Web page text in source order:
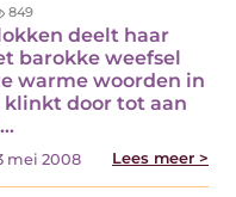
849
deelt haar
barokke weefsel
warme woorden in
klinkt door tot aan
mei 2008 Lees meer >